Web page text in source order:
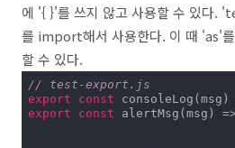
에 '{ }'를 쓰지 않고 사용할 수 있다.
를 import해서 사용한다. 이 때 'as'
할 수 있다.
// test-export.js
export
const consoleLog(msg)
export
const alertMsg(msg)